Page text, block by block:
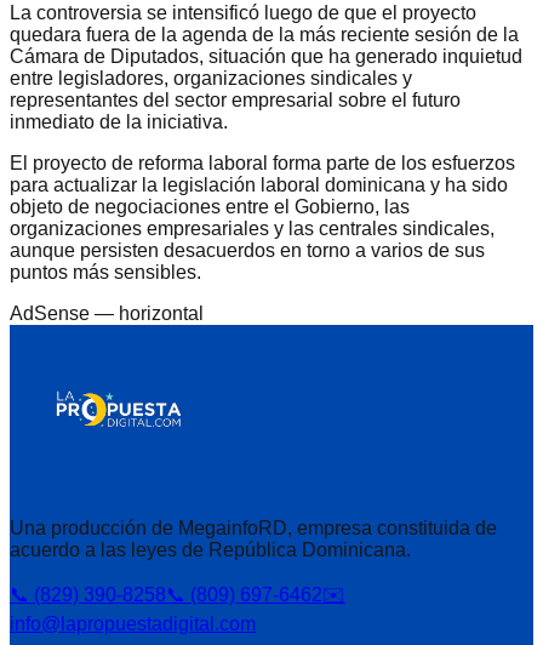
La controversia se intensificó luego de que el proyecto
quedara fuera de la agenda de la más reciente sesión de la
Cámara de Diputados, situación que ha generado inquietud
entre legisladores, organizaciones sindicales y
representantes del sector empresarial sobre el futuro
inmediato de la iniciativa.
El proyecto de reforma laboral forma parte de los esfuerzos
para actualizar la legislación laboral dominicana y ha sido
objeto de negociaciones entre el Gobierno, las
organizaciones empresariales y las centrales sindicales,
aunque persisten desacuerdos en torno a varios de sus
puntos más sensibles.
AdSense — horizontal
Una producción de MegainfoRD, empresa constituida de
acuerdo a las leyes de República Dominicana.
📞 (829) 390-8258📞 (809) 697-6462✉️
info@lapropuestadigital.com